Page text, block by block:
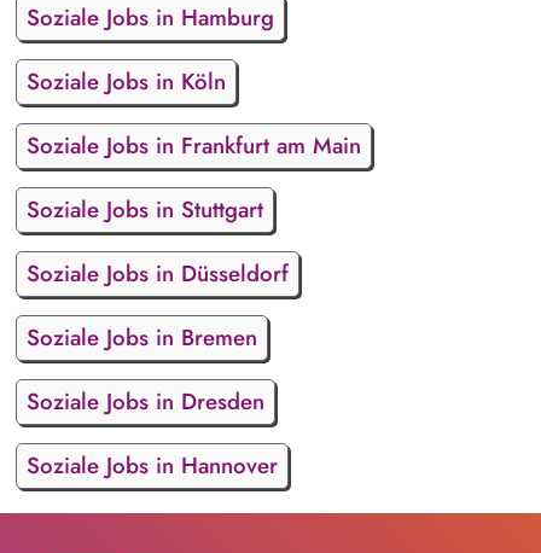
Soziale Jobs in Hamburg
Soziale Jobs in Köln
Soziale Jobs in Frankfurt am Main
Soziale Jobs in Stuttgart
Soziale Jobs in Düsseldorf
Soziale Jobs in Bremen
Soziale Jobs in Dresden
Soziale Jobs in Hannover